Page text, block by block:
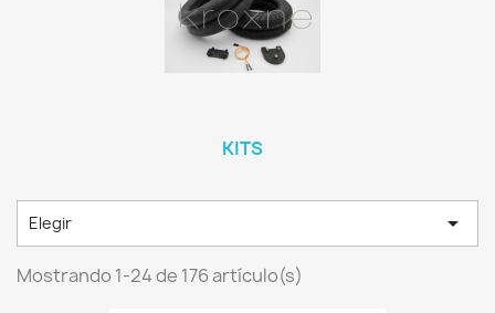
KITS
Elegir 
Mostrando 1-24 de 176 artículo(s)